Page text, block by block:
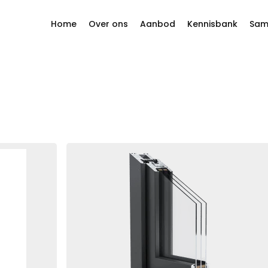
Home Over ons
Projecten
Aanbod
Gevels
Kennisbank